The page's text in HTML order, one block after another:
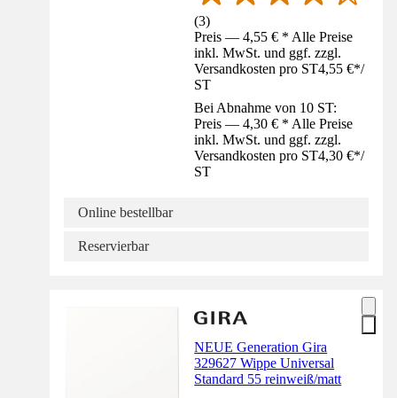
(3)
Preis — 4,55 € * Alle Preise
inkl. MwSt. und ggf. zzgl.
Versandkosten pro ST4,55 €*/
ST
Bei Abnahme von 10 ST:
Preis — 4,30 € * Alle Preise
inkl. MwSt. und ggf. zzgl.
Versandkosten pro ST4,30 €*/
ST
Online bestellbar
Reservierbar
NEUE Generation Gira
329627 Wippe Universal
Standard 55 reinweiß/matt